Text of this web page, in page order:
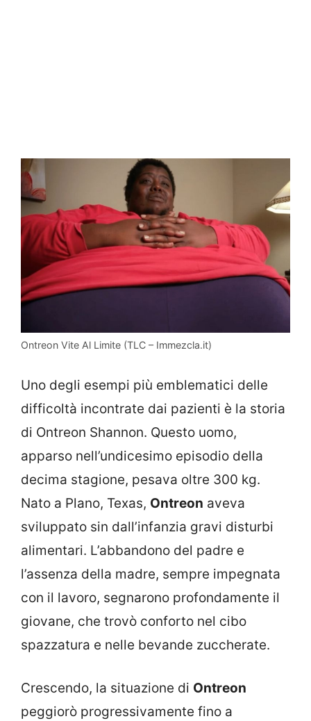
Ontreon Vite Al Limite (TLC – Immezcla.it)
Uno degli esempi più emblematici delle
difficoltà incontrate dai pazienti è la storia
di Ontreon Shannon. Questo uomo,
apparso nell’undicesimo episodio della
decima stagione, pesava oltre 300 kg.
Nato a Plano, Texas, Ontreon aveva
sviluppato sin dall’infanzia gravi disturbi
alimentari. L’abbandono del padre e
l’assenza della madre, sempre impegnata
con il lavoro, segnarono profondamente il
giovane, che trovò conforto nel cibo
spazzatura e nelle bevande zuccherate.
Crescendo, la situazione di Ontreon
peggiorò progressivamente fino a